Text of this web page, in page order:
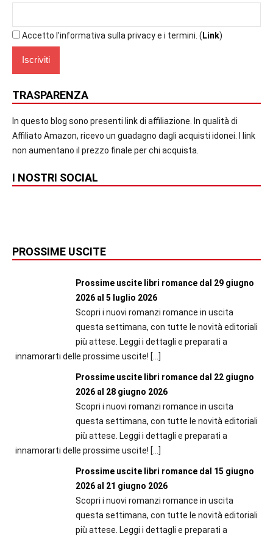
Accetto l'informativa sulla privacy e i termini. ( Link)
TRASPARENZA
In questo blog sono presenti link di affiliazione. In qualità di
Affiliato Amazon, ricevo un guadagno dagli acquisti idonei. I link
non aumentano il prezzo finale per chi acquista.
I NOSTRI SOCIAL
PROSSIME USCITE
Prossime uscite libri romance dal 29 giugno
2026 al 5 luglio 2026
Scopri i nuovi romanzi romance in uscita
questa settimana, con tutte le novità editoriali
più attese. Leggi i dettagli e preparati a
innamorarti delle prossime uscite! […]
Prossime uscite libri romance dal 22 giugno
2026 al 28 giugno 2026
Scopri i nuovi romanzi romance in uscita
questa settimana, con tutte le novità editoriali
più attese. Leggi i dettagli e preparati a
innamorarti delle prossime uscite! […]
Prossime uscite libri romance dal 15 giugno
2026 al 21 giugno 2026
Scopri i nuovi romanzi romance in uscita
questa settimana, con tutte le novità editoriali
più attese. Leggi i dettagli e preparati a